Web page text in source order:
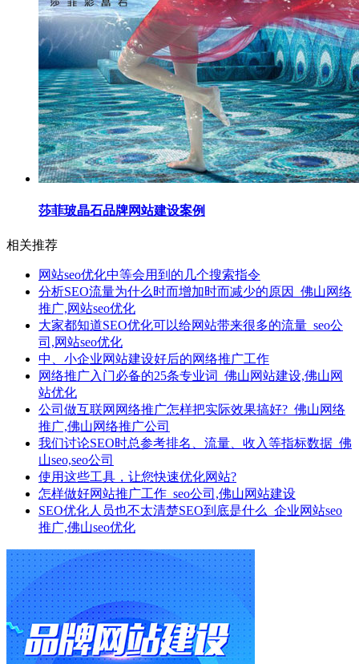
莎菲玻晶石品牌网站建设案例
相关推荐
网站seo优化中等会用到的几个搜索指令
分析SEO流量为什么时而增加时而减少的原因_佛山网络
推广,网站seo优化
大家都知道SEO优化可以给网站带来很多的流量_seo公
司,网站seo优化
中、小企业网站建设好后的网络推广工作
网络推广入门必备的25条专业词_佛山网站建设,佛山网
站优化
公司做互联网网络推广怎样把实际效果搞好?_佛山网络
推广,佛山网络推广公司
我们讨论SEO时总参考排名、流量、收入等指标数据_佛
山seo,seo公司
使用这些工具，让您快速优化网站?
怎样做好网站推广工作_seo公司,佛山网站建设
SEO优化人员也不太清楚SEO到底是什么_企业网站seo
推广,佛山seo优化